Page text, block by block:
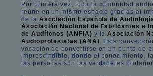
Por primera vez, toda la comunidad
reúne en un mismo espacio gracias al
de la Asociación Española de
Asociación Nacional de Fabricantes e
de Audífonos (ANFIA) y la Asociación
Audioprotesistas (ANA) . Esta
vocación de convertirse en un punto de
imprescindible, donde el conocimiento,
las personas son las verdaderas